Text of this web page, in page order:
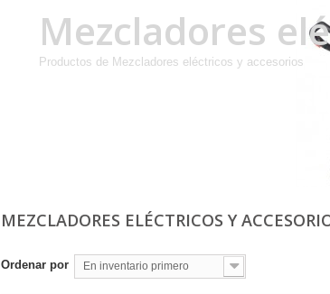
Mezcladores
Productos de Mezcladores eléctricos y accesorios
MEZCLADORES ELÉCTRICOS Y
Ordenar por En inventario primero